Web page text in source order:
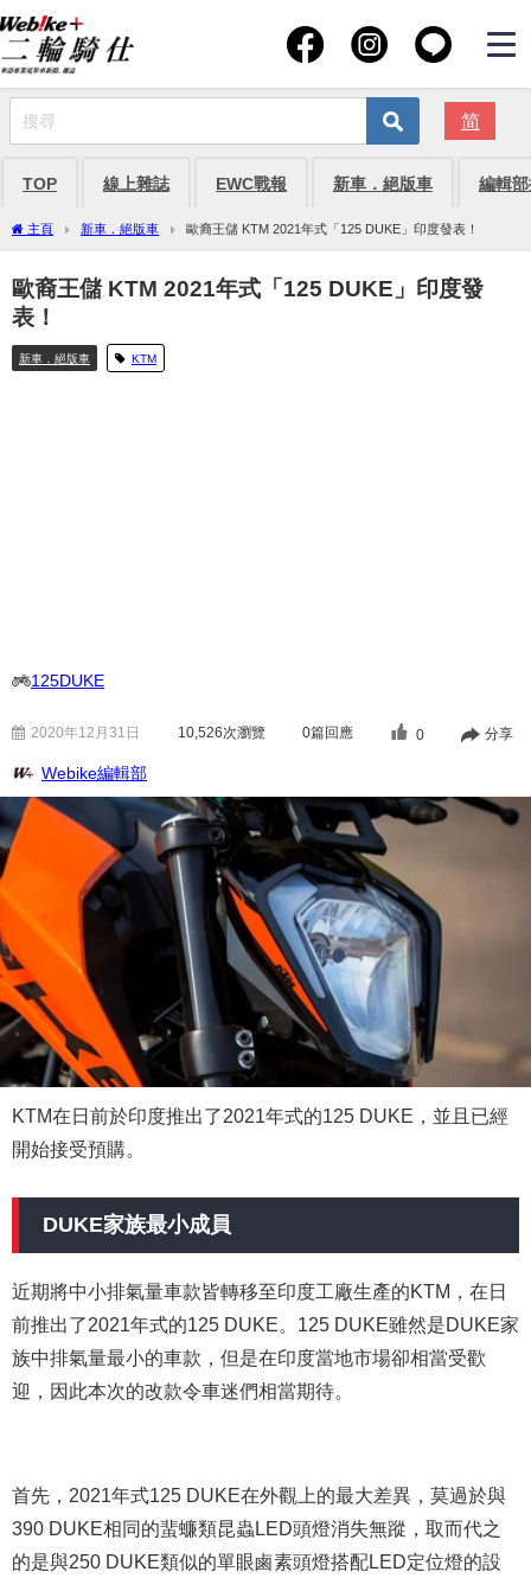
简
TOP 線上雜誌 EWC戰報 新車．絕版車 編輯
主頁 新車．絕版車 歐裔王儲 KTM 2021年式「125 DUKE」印度發表！
歐裔王儲 KTM 2021年式「125 DUKE」印度發
表！
新車．絕版車 KTM
125DUKE
2020年12月31日 10,526次瀏覽 0篇回應 0 分享
Webike編輯部
KTM在日前於印度推出了2021年式的125 DUKE，並且已經
開始接受預購。
DUKE家族最小成員
近期將中小排氣量車款皆轉移至印度工廠生產的KTM，在日
前推出了2021年式的125 DUKE。125 DUKE雖然是DUKE家
族中排氣量最小的車款，但是在印度當地市場卻相當受歡
迎，因此本次的改款令車迷們相當期待。
首先，2021年式125 DUKE在外觀上的最大差異，莫過於與
390 DUKE相同的蜚蠊類昆蟲LED頭燈消失無蹤，取而代之
的是與250 DUKE類似的單眼鹵素頭燈搭配LED定位燈的設